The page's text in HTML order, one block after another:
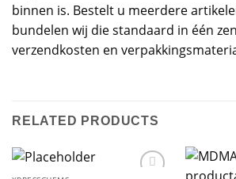
binnen is. Bestelt u meerdere
bundelen wij die standaard in één
verzendkosten en
RELATED PRODUCTS